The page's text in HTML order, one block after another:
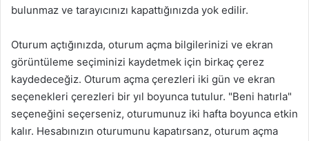
bulunmaz ve tarayıcınızı kapattığınızda yok edilir.
Oturum açtığınızda, oturum açma bilgilerinizi ve ekran
görüntüleme seçiminizi kaydetmek için birkaç çerez
kaydedeceğiz. Oturum açma çerezleri iki gün ve ekran
seçenekleri çerezleri bir yıl boyunca tutulur. "Beni hatırla"
seçeneğini seçerseniz, oturumunuz iki hafta boyunca etkin
kalır. Hesabınızın oturumunu kapatırsanz, oturum açma